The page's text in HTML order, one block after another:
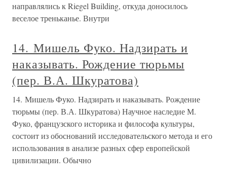
направлялись к Riegel Building, откуда доносилось
веселое треньканье. Внутри
14. Мишель Фуко. Надзирать и
наказывать. Рождение тюрьмы
(пер. В.А. Шкуратова)
14. Мишель Фуко. Надзирать и наказывать. Рождение
тюрьмы (пер. В.А. Шкуратова) Научное наследие М.
Фуко, французского историка и философа культуры,
состоит из обоснований исследовательского метода и его
использования в анализе разных сфер европейской
цивилизации. Обычно